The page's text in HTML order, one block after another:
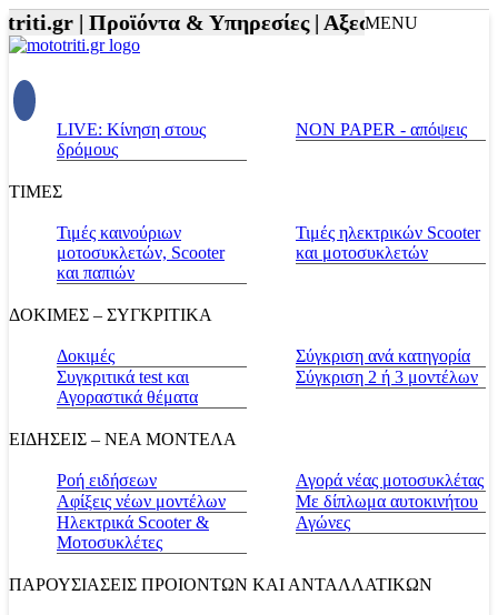
| Προϊόντα & Υπηρεσίες | Αξεσουάρ
MENU
LIVE: Κίνηση στους
δρόμους
NON PAPER - απόψεις
ΤΙΜΕΣ
Τιμές καινούριων
μοτοσυκλετών, Scooter
και παπιών
Τιμές ηλεκτρικών Scooter
και μοτοσυκλετών
ΔΟΚΙΜΕΣ – ΣΥΓΚΡΙΤΙΚΑ
Δοκιμές
Συγκριτικά test και
Αγοραστικά θέματα
Σύγκριση ανά κατηγορία
Σύγκριση 2 ή 3 μοντέλων
ΕΙΔΗΣΕΙΣ – ΝΕΑ ΜΟΝΤΕΛΑ
Ροή ειδήσεων
Αφίξεις νέων μοντέλων
Ηλεκτρικά Scooter &
Μοτοσυκλέτες
Αγορά νέας μοτοσυκλέτας
Με δίπλωμα αυτοκινήτου
Αγώνες
ΠΑΡΟΥΣΙΑΣΕΙΣ ΠΡΟΙΟΝΤΩΝ ΚΑΙ ΑΝΤΑΛΛΑΤΙΚΩΝ